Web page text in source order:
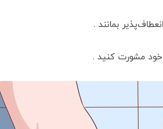
بمانند .
خود مشورت کنید .